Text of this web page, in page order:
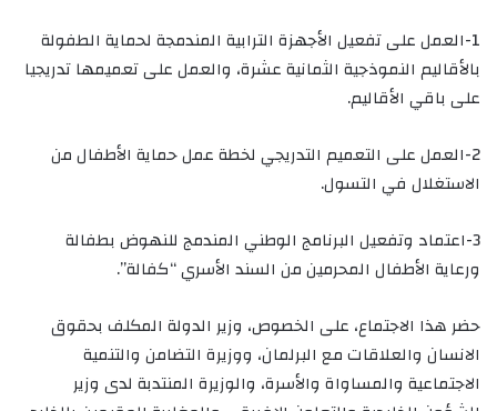
1-العمل على تفعيل الأجهزة الترابية المندمجة لحماية الطفولة
بالأقاليم النموذجية الثمانية عشرة، والعمل على تعميمها تدريجيا
على باقي الأقاليم.
2-العمل على التعميم التدريجي لخطة عمل حماية الأطفال من
الاستغلال في التسول.
3-اعتماد وتفعيل البرنامج الوطني المندمج للنهوض بطفالة
ورعاية الأطفال المحرمين من السند الأسري “كفالة”.
حضر هذا الاجتماع، على الخصوص، وزير الدولة المكلف بحقوق
الانسان والعلاقات مع البرلمان، ووزيرة التضامن والتنمية
الاجتماعية والمساواة والأسرة، والوزيرة المنتدبة لدى وزير